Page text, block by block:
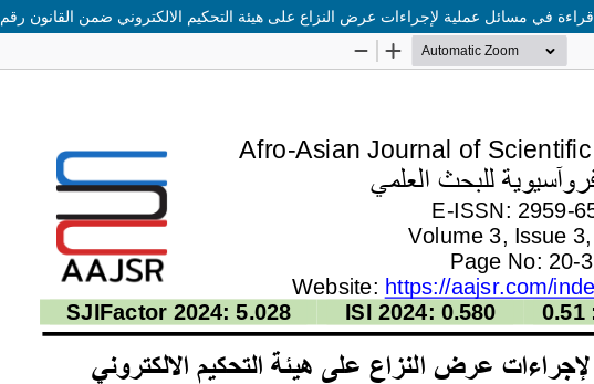
قراءة في مسائل عملية لإجراءات عرض النزاع على هيئة التحكيم الالكتروني ضمن القانون رقم 10 لسنة2023م بشأن التحكيم التجاري